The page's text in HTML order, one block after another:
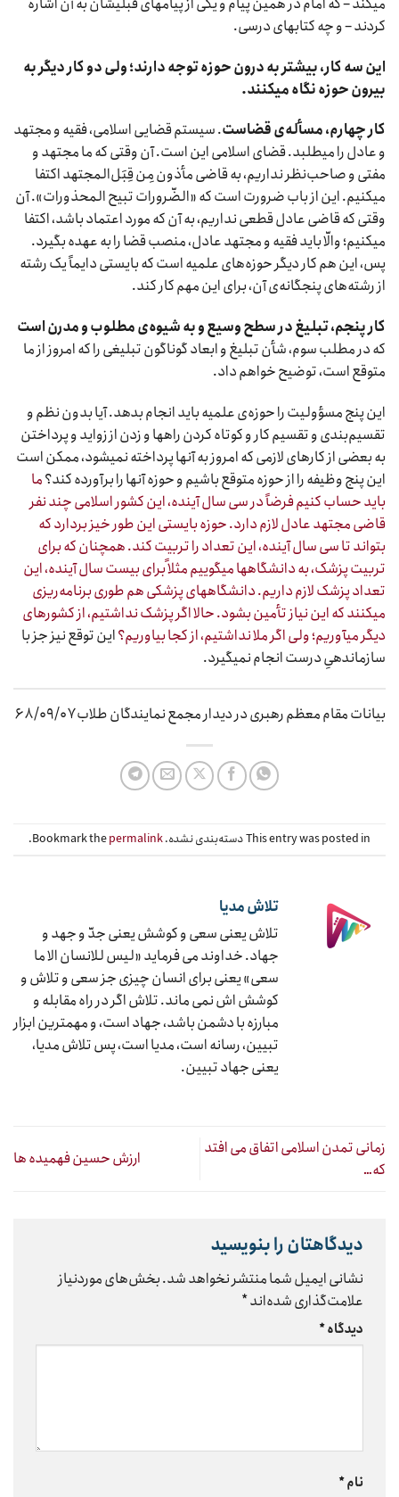
کردند – و چه کتابهای درسی.
این سه کار، بیشتر به درون حوزه توجه دارند؛ ولی دو کار دیگر به
بیرون حوزه نگاه میکنند.
کار چهارم، مسأله‌ی قضاست. سیستم قضایی اسلامی، فقیه و مجتهد
و عادل را میطلبد. قضای اسلامی این است. آن وقتی که ما مجتهد و
مفتی و صاحب‌نظر نداریم، به قاضی مأذون مِن قِبَل‌المجتهد اکتفا
میکنیم. این از باب ضرورت است که «الضّرورات تبیح المحذورات». آن
وقتی که قاضی عادل قطعی نداریم، به آن که مورد اعتماد باشد، اکتفا
میکنیم؛ والّا باید فقیه و مجتهد عادل، منصب قضا را به عهده بگیرد.
پس، این هم کار دیگر حوزه‌های علمیه است که بایستی دایماً یک رشته
از رشته‌های پنجگانه‌ی آن، برای این مهم کار کند.
کار پنجم، تبلیغ در سطح وسیع و به شیوه‌ی مطلوب و مدرن است
که در مطلب سوم، شأن تبلیغ و ابعاد گوناگون تبلیغی را که امروز از ما
متوقع است، توضیح خواهم داد.
این پنج مسؤولیت را حوزه‌ی علمیه باید انجام بدهد. آیا بدون نظم و
تقسیم‌بندی و تقسیم کار و کوتاه کردن راهها و زدن از زواید و پرداختن
به بعضی از کارهای لازمی که امروز به آنها پرداخته نمیشود، ممکن است
این پنج وظیفه را از حوزه متوقع باشیم و حوزه آنها را برآورده کند؟ما
باید حساب کنیم فرضاً در سی سال آینده، این کشور اسلامی چند نفر
قاضی مجتهد عادل لازم دارد. حوزه بایستی این طور خیز بردارد که
بتواند تا سی سال آینده، این تعداد را تربیت کند. همچنان که برای
تربیت پزشک، به دانشگاهها میگوییم مثلاً برای بیست سال آینده، این
تعداد پزشک لازم داریم. دانشگاههای پزشکی هم طوری برنامه‌ریزی
میکنند که این نیاز تأمین بشود. حالا اگر پزشک نداشتیم، از کشورهای
دیگر میآوریم؛ ولی اگر ملا نداشتیم، از کجا بیاوریم؟این توقع نیز جز با
سازماندهىِ درست انجام نمیگیرد.
بیانات مقام معظم رهبری در دیدار مجمع نمایندگان طلاب ۶۸/۰۹/۰۷
This entry was posted in دسته‌بندی نشده. Bookmark the permalink
.
تلاش مدیا
تلاش یعنی سعی و کوشش یعنی جدّ و جهد و
جهاد. خداوند می فرماید «لیس للانسان الا ما
سعی» یعنی برای انسان چیزی جز سعی و تلاش و
کوشش اش نمی ماند. تلاش اگر در راه مقابله و
مبارزه با دشمن باشد، جهاد است، و مهمترین ابزار
تبیین، رسانه است، مدیا است، پس تلاش مدیا،
یعنی جهاد تبیین.
زمانی تمدن اسلامی اتفاق می افتد
که…
ارزش حسین فهمیده ها
دیدگاهتان را بنویسید
نشانی ایمیل شما منتشر نخواهد شد.بخش‌های موردنیاز
علامت‌گذاری شده‌اند*
دیدگاه*
نام*